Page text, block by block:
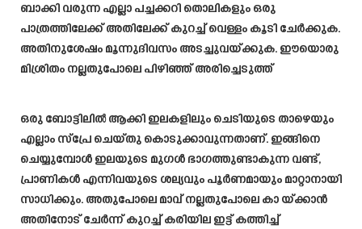
ബാക്കി വരുന്ന എല്ലാ പച്ചക്കറി തൊലികളും ഒരു
പാത്രത്തിലേക്ക് അതിലേക്ക് കുറച്ച് വെള്ളം കൂടി ചേർക്കുക.
അതിനുശേഷം മൂന്നുദിവസം അടച്ചുവയ്ക്കുക. ഈയൊരു
മിശ്രിതം നല്ലതുപോലെ പിഴിഞ്ഞ് അരിച്ചെടുത്ത്
ഒരു ബോട്ടിലിൽ ആക്കി ഇലകളിലും ചെടിയുടെ താഴെയും
എല്ലാം സ്പ്രേ ചെയ്തു കൊടുക്കാവുന്നതാണ്. ഇങ്ങിനെ
ചെയ്യുമ്പോൾ ഇലയുടെ മുഗൾ ഭാഗത്തുണ്ടാകുന്ന വണ്ട്,
പ്രാണികൾ എന്നിവയുടെ ശല്യവും പൂർണമായും മാറ്റാനായി
സാധിക്കും. അതുപോലെ മാവ് നല്ലതുപോലെ കാ യ്ക്കാൻ
അതിനോട് ചേർന്ന് കുറച്ച് കരിയില ഇട്ട് കത്തിച്ച്